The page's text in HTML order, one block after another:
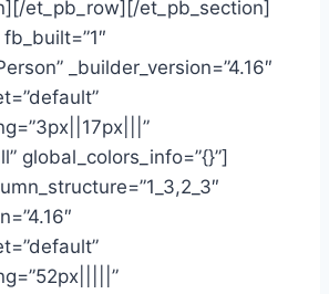
et_pb_row][/et_pb_section]
_builder_version=”4.16″
global_colors_info=”{}”]